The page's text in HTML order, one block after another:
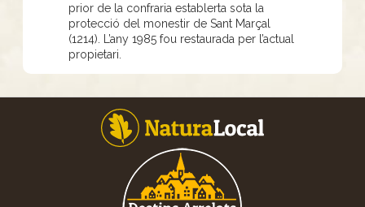
prior de la confraria establerta sota la
protecció del monestir de Sant Marçal
(1214). L’any 1985 fou restaurada per l’actual
propietari.